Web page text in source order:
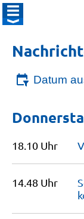
Datum
18.10 Uhr
14.48 Uhr